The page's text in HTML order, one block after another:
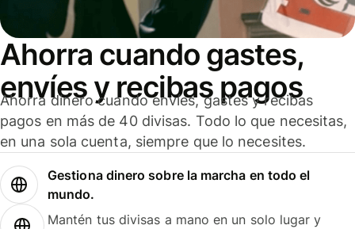
Ahorra cuando gastes,
envíes y recibas pagos
Ahorra dinero cuando envíes, gastes y recibas
pagos en más de 40 divisas. Todo lo que necesitas,
en una sola cuenta, siempre que lo necesites.
Gestiona dinero sobre la marcha en todo el
mundo.
Mantén tus divisas a mano en un solo lugar y